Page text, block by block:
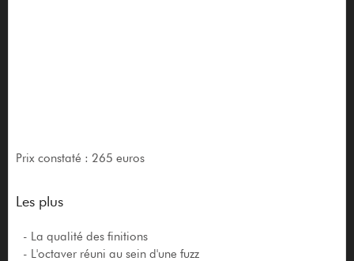
Prix constaté : 265 euros
Les plus
- La qualité des finitions
- L'octaver réuni au sein d'une fuzz